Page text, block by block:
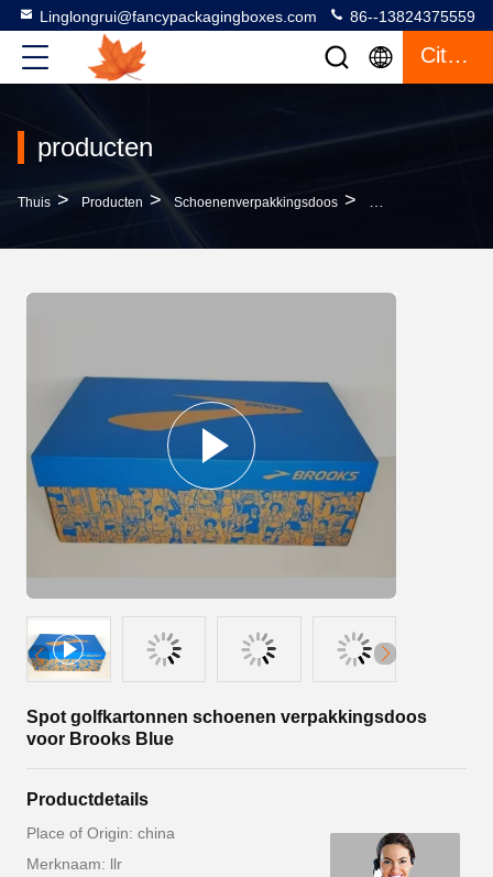
Linglongrui@fancypackagingboxes.com 86--13824375559
Citaat
producten
Thuis > Producten > Schoenenverpakkingsdoos > Spot Golfkartonnen
Spot golfkartonnen schoenen verpakkingsdoos
voor Brooks Blue
Productdetails
Place of Origin: china
Merknaam: llr